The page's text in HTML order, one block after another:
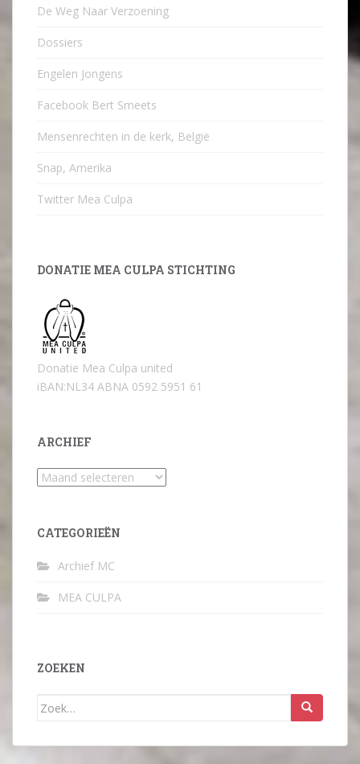
De Weg Naar Verzoening
Dossiers
Engelen Jongens
Facebook Bert Smeets
Mensenrechten in de kerk, België
Snap, Amerika
Twitter Mea Culpa
DONATIE MEA CULPA STICHTING
Donatie Mea Culpa united
iBAN:NL34 ABNA 0592 5951 61
ARCHIEF
Archief
CATEGORIEËN
Archief MC
MEA CULPA
ZOEKEN
Zoek